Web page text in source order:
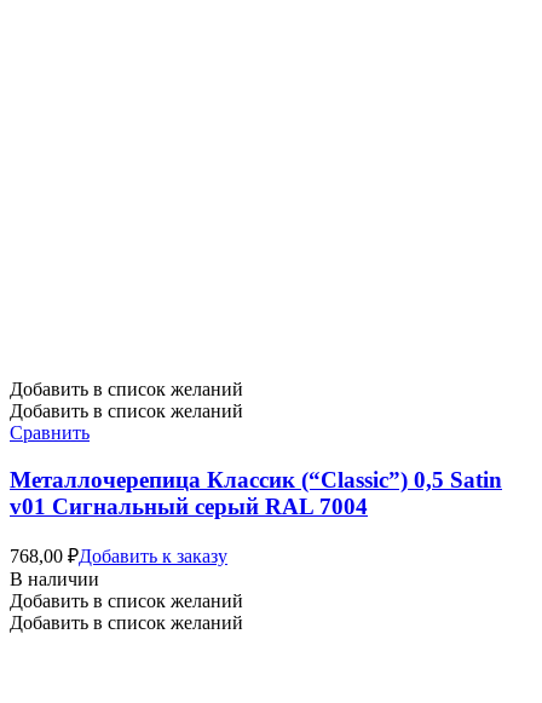
Добавить в список желаний
Добавить в список желаний
Сравнить
Металлочерепица Классик (“Classic”) 0,5 Satin
v01 Сигнальный серый RAL 7004
768,00 ₽Добавить к заказу
В наличии
Добавить в список желаний
Добавить в список желаний